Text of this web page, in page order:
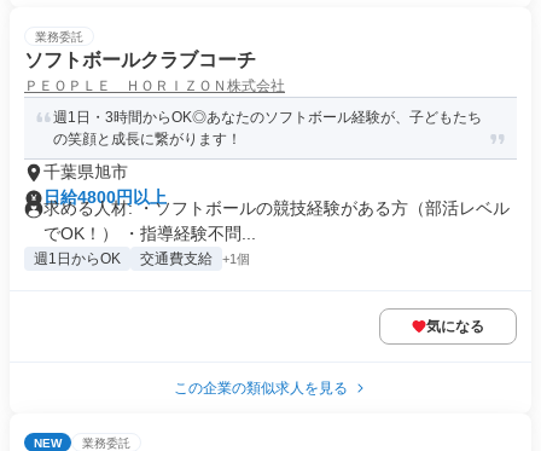
業務委託
ソフトボールクラブコーチ
ＰＥＯＰＬＥ ＨＯＲＩＺＯＮ株式会社
週1日・3時間からOK◎あなたのソフトボール経験が、子どもたち
の笑顔と成長に繋がります！
千葉県旭市
日給4800円以上
求める人材: ・ソフトボールの競技経験がある方（部活レベル
でOK！） ・指導経験不問...
週1日からOK 交通費支給 +1個
気になる
この企業の類似求人を見る
NEW 業務委託